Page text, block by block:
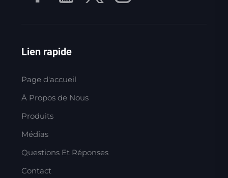
Lien rapide
Page d'accueil
À Propos de Nous
Produits
Médias
Questions Et Réponses
Contact